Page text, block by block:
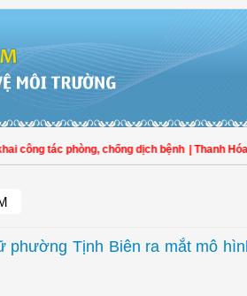
tác phòng, chống dịch bệnh | Thanh Hóa:
phường Tịnh Biên ra mắt mô